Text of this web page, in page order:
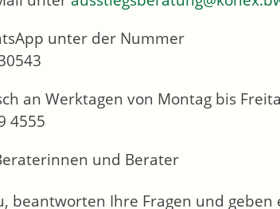
unter der Nummer
an Werktagen von Montag bis
4555
und Berater
beantworten Ihre Fragen und